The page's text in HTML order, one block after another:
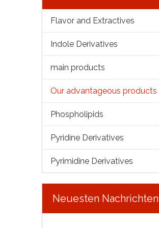
Flavor and Extractives
Indole Derivatives
main products
Our advantageous products
Phospholipids
Pyridine Derivatives
Pyrimidine Derivatives
Neuesten Nachrichten